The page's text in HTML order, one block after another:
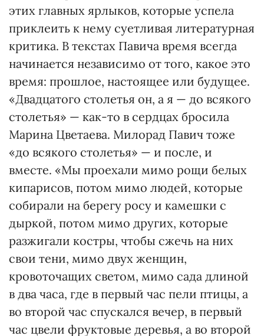
этих главных ярлыков, которые успела
приклеить к нему суетливая литературная
критика. В текстах Павича время всегда
начинается независимо от того, какое это
время: прошлое, настоящее или будущее.
«Двадцатого столетья он, а я — до всякого
столетья» — как-то в сердцах бросила
Марина Цветаева. Милорад Павич тоже
«до всякого столетья» — и после, и
вместе. «Мы проехали мимо рощи белых
кипарисов, потом мимо людей, которые
собирали на берегу росу и камешки с
дыркой, потом мимо других, которые
разжигали костры, чтобы сжечь на них
свои тени, мимо двух женщин,
кровоточащих светом, мимо сада длиной
в два часа, где в первый час пели птицы, а
во второй час спускался вечер, в первый
час цвели фруктовые деревья, а во второй